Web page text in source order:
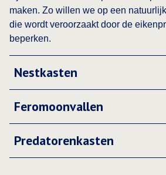
maken. Zo willen we op een
die wordt veroorzaakt door de
beperken.
Nestkasten
Feromoonvallen
Predatorenkasten